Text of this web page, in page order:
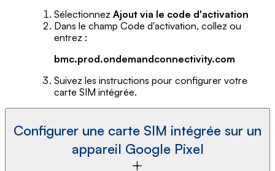
Sélectionnez Ajout via le code d'activation
Dans le champ Code d'activation, collez ou
entrez :
bmc.prod.ondemandconnectivity.com
Suivez les instructions pour configurer votre
carte SIM intégrée.
Configurer une carte SIM intégrée sur un
appareil Google Pixel